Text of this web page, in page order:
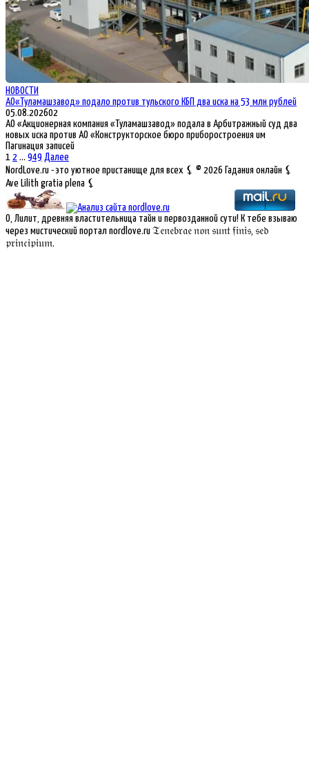
НОВОСТИ
АО«Туламашзавод» подало против тульского КБП два иска на 53 млн рублей
05.08.202602
АО «Акционерная компания «Туламашзавод» подала в Арбитражный суд два
новых иска против АО «Конструкторское бюро приборостроения им
Пагинация записей
1 2 … 949 Далее
NordLove.ru - это уютное пристанище для всех ⚸ © 2026 Гадания онлайн ⚸
Ave Lilith gratia plena ⚸
О, Лилит, древняя властительница тайн и первозданной сути! К тебе взываю
через мистический портал nordlove.ru 𝔗𝔢𝔫𝔢𝔟𝔯𝔞𝔢 𝔫𝔬𝔫 𝔰𝔲𝔫𝔱 𝔣𝔦𝔫𝔦𝔰, 𝔰𝔢𝔡
𝔭𝔯𝔦𝔫𝔠𝔦𝔭𝔦𝔲𝔪.